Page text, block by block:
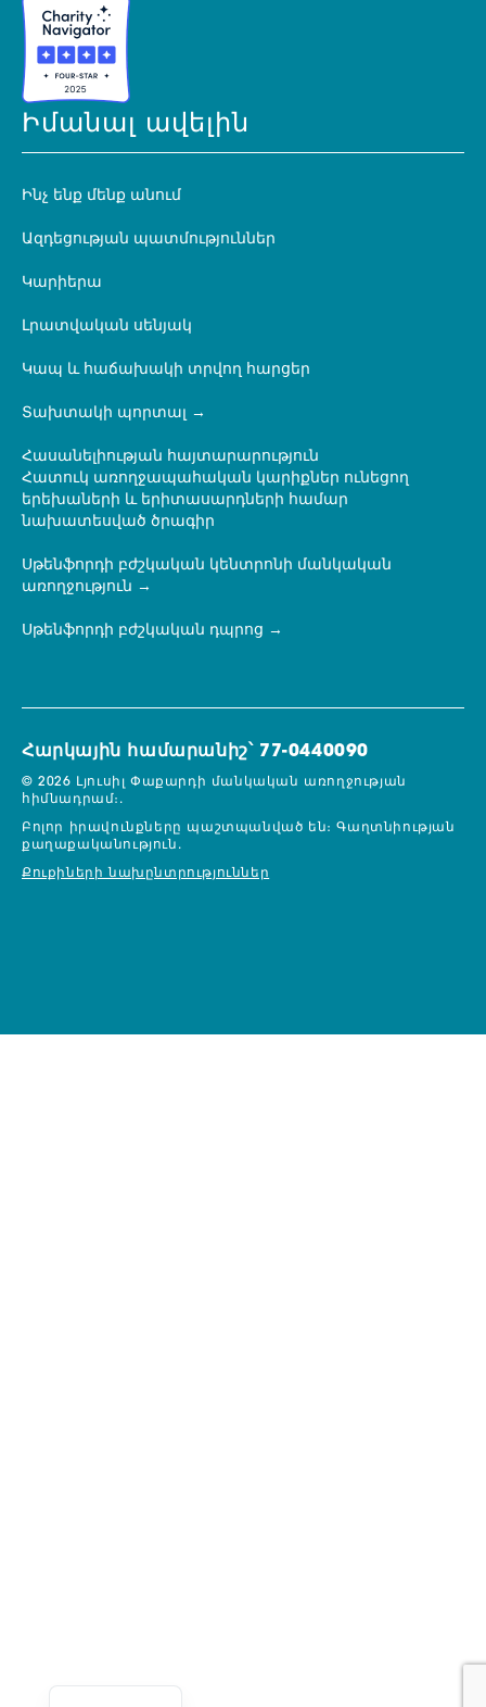
Իմանալ ավելին
Ինչ ենք մենք անում
Ազդեցության պատմություններ
Կարիերա
Լրատվական սենյակ
Կապ և հաճախակի տրվող հարցեր
Տախտակի պորտալ
Հասանելիության հայտարարություն
Հատուկ առողջապահական կարիքներ ունեցող
երեխաների և երիտասարդների համար
նախատեսված ծրագիր
Սթենֆորդի բժշկական կենտրոնի մանկական
առողջություն
Սթենֆորդի բժշկական դպրոց
Հարկային համարանիշ՝ 77-0440090
© 2026 Լյուսիլ Փաքարդի մանկական առողջության
հիմնադրամ։.
Բոլոր իրավունքները պաշտպանված են։Գաղտնիության
քաղաքականություն.
Քուքիների նախընտրություններ